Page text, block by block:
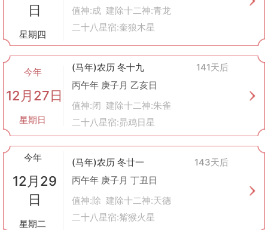
日
星期四
值神:成 建除十二神:青龙
二十八星宿:奎狼木星
今年
12月27日
星期日
(马年)农历 冬十九
141天后
丙午年 庚子月 乙亥日
值神:闭 建除十二神:朱雀
二十八星宿:昴鸡日星
今年
12月29
日
星期二
(马年)农历 冬廿一
143天后
丙午年 庚子月 丁丑日
值神:除 建除十二神:天德
二十八星宿:觜猴火星